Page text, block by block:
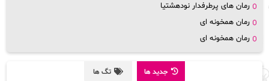
رمان های پرطرفدار نودهشتیا
رمان همخونه ای
رمان همخونه ای
جدید ها تگ ها